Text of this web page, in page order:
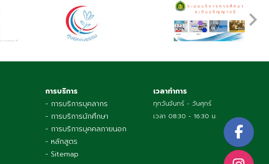
การบริการ
- การบริการบุคลากร
- การบริการนักศึกษา
- การบริการบุคคลภายนอก
- หลักสูตร
- Sitemap
เวลาทำการ
ทุกวันจันทร์ - วันศุกร์
เวลา 08:30 - 16:30 น.